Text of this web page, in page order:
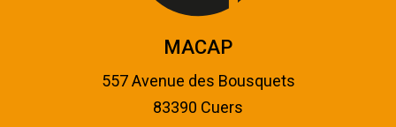
MACAP
557 Avenue des Bousquets
83390 Cuers